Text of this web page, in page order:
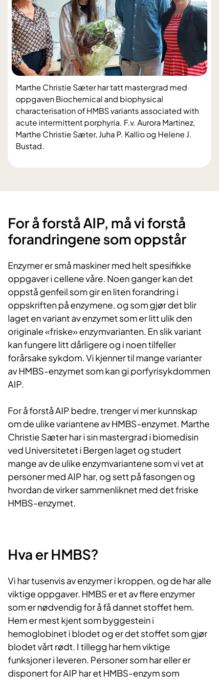
Marthe Christie Sæter har tatt mastergrad med
oppgaven Biochemical and biophysical
characterisation of HMBS variants associated with
acute intermittent porphyria. F.v. Aurora Martinez,
Marthe Christie Sæter, Juha P. Kallio og Helene J.
Bustad.
​For å forstå AIP, må vi forstå
forandringene som oppstår
Enzymer er små maskiner med helt spesifikke
oppgaver i cellene våre. Noen ganger kan det
oppstå genfeil som gir en liten forandring i
oppskriften på enzymene, og som gjør det blir
laget en variant av enzymet som er litt ulik den
originale «friske» enzymvarianten. En slik variant
kan fungere litt dårligere og i noen tilfeller
forårsake sykdom. Vi kjenner til mange varianter
av HMBS-enzymet som kan gi porfyrisykdommen
AIP.
For å forstå AIP bedre, trenger vi mer kunnskap
om de ulike variantene av HMBS-enzymet. Marthe
Christie Sæter har i sin mastergrad i biomedisin
ved Universitetet i Bergen laget og studert
mange av de ulike enzymvariantene som vi vet at
personer med AIP har, og sett på fasongen og
hvordan de virker sammenliknet med det friske
HMBS-enzymet.
​Hva er HMBS?
Vi har tusenvis av enzymer i kroppen, og de har alle
viktige oppgaver. HMBS er et av flere enzymer
som er nødvendig for å få dannet stoffet hem.
Hem er mest kjent som byggestein i
hemoglobinet i blodet og er det stoffet som gjør
blodet vårt rødt. I tillegg har hem viktige
funksjoner i leveren. Personer som har eller er
disponert for AIP har et HMBS-enzym som